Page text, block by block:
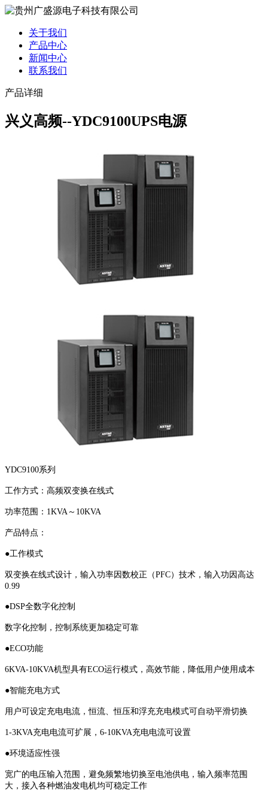
关于我们
产品中心
新闻中心
联系我们
产品详细
兴义高频--YDC9100UPS电源
YDC9100系列
工作方式：高频双变换在线式
功率范围：1KVA～10KVA
产品特点：
●工作模式
双变换在线式设计，输入功率因数校正（PFC）技术，输入功因高达
0.99
●DSP全数字化控制
数字化控制，控制系统更加稳定可靠
●ECO功能
6KVA-10KVA机型具有ECO运行模式，高效节能，降低用户使用成本
●智能充电方式
用户可设定充电电流，恒流、恒压和浮充充电模式可自动平滑切换
1-3KVA充电电流可扩展，6-10KVA充电电流可设置
●环境适应性强
宽广的电压输入范围，避免频繁地切换至电池供电，输入频率范围
大，接入各种燃油发电机均可稳定工作